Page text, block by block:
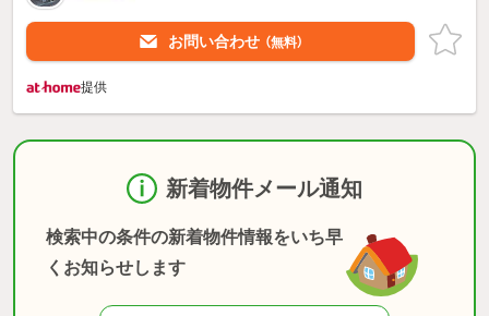
お問い合わせ （無料）
提供
新着物件メール通知
検索中の条件の新着物件情報をいち早
くお知らせします